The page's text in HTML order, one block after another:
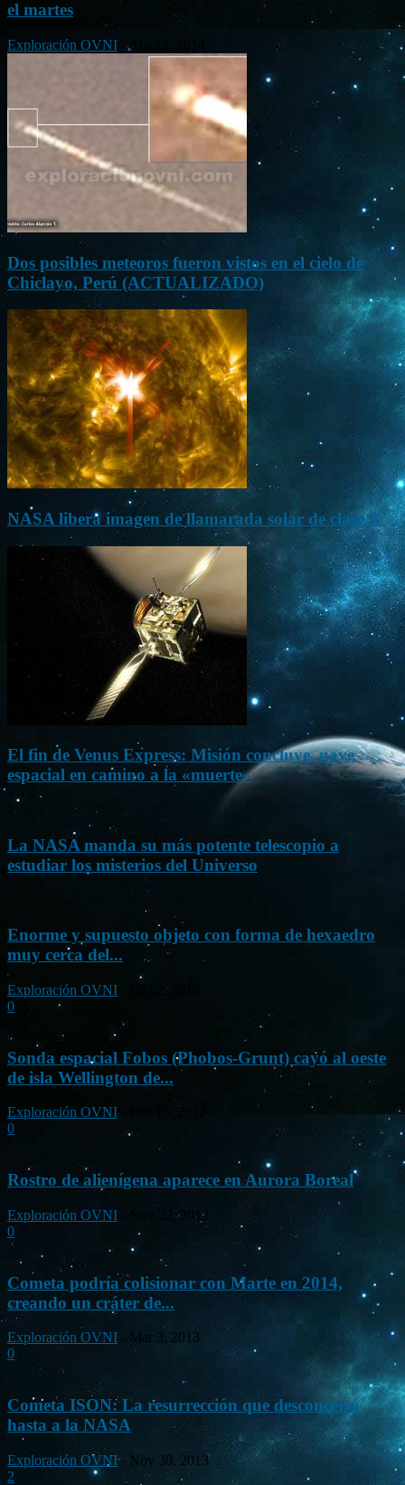
el martes
Exploración OVNI Abr 25, 2014
Dos posibles meteoros fueron vistos en el cielo de
Chiclayo, Perú (ACTUALIZADO)
NASA libera imagen de llamarada solar de clase X
El fin de Venus Express: Misión concluye, nave
espacial en camino a la «muerte»
La NASA manda su más potente telescopio a
estudiar los misterios del Universo
Enorme y supuesto objeto con forma de hexaedro
muy cerca del...
Exploración OVNI
0
Sonda espacial Fobos (Phobos-Grunt) cayó al oeste
de isla Wellington de...
Exploración OVNI
Ene 15, 2012
0
Rostro de alienígena aparece en Aurora Boreal
Exploración OVNI
Nov 22, 2012
0
Cometa podría colisionar con Marte en 2014,
creando un cráter de...
Exploración OVNI - Mar 3, 2013
0
Cometa ISON: La resurrección que desconcertó
hasta a la NASA
Exploración OVNI - Nov 30, 2013
2